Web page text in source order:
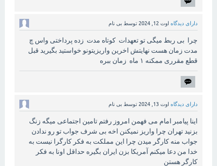
دارای دیدگاه اوت 12, 2024 توسط بی نام
چرا بی ربط میگی تو تعهدات کوتاه مدت زده پرداختی واس چ
مدت زمان هست نهایتش اخرین واریزیتونو خواستید بگیرید قبل
قطع مقرری ممکنه ۱ ماه زمان ببره
دارای دیدگاه اوت 13, 2024 توسط بی نام
اینا پیامبر امام می فهمن امروز رفتم تامین اجتماعی میگه زنگ
بزنید تهران چرا واریز نمیکنن اخه بی شرف جواب تو رو ندادن
جواب منه کارگر میدن چرا این مملکت به فکر کارگرا نیست به
خدا من دعا میکنم آمریکا بزن ایران بگیره حداقل اونا به فکر
کارگر هستن